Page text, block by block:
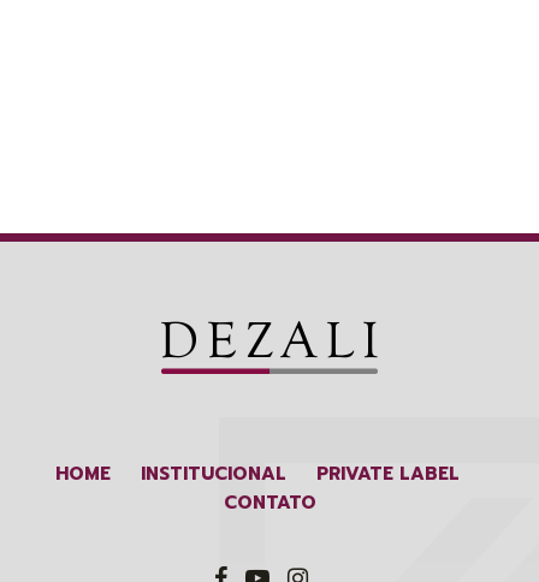
HOME INSTITUCIONAL
PRIVATE LABEL
CONTATO